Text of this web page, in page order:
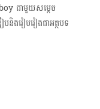
ជាមួយសម្ដេច
ងរៀប​រៀងជា​អត្ថបទ​